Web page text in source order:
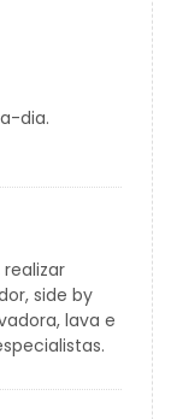
dia.
realizar
side by
lava e